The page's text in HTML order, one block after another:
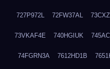
727P972L 72FW37AL
73VKAF4E 740HGIUK
74FGRN3A 7612HD1B